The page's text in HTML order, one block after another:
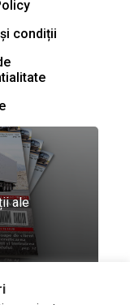
condiții
ale
by